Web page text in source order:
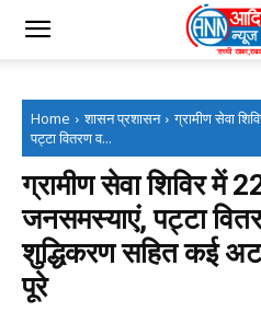
Home शासन प्रशासन
ग्रामीण सेवा
पट्टा वितरण व...
ग्रामीण सेवा शिविर में
जनसमस्याएं, पट्टा
शुद्धिकरण सहित कई
पूरे